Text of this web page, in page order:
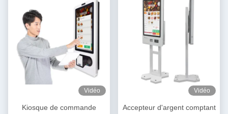
Vidéo
Kiosque de commande
Vidéo
Accepteur d'argent comptant